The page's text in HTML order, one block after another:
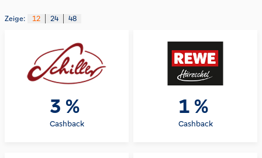
Zeige: 12 24 48
3 %
Cashback
1 %
Cashback